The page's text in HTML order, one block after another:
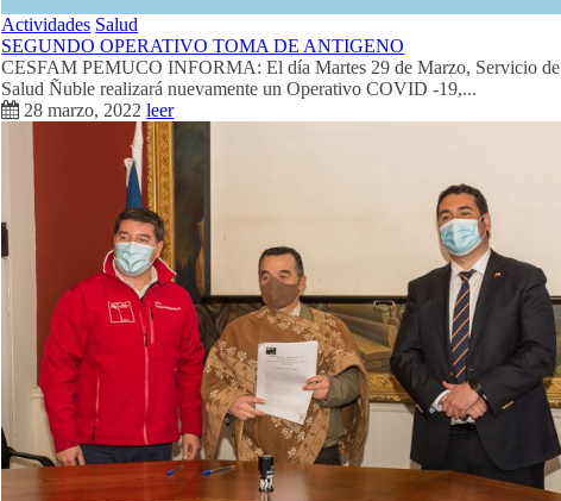
Actividades Salud
SEGUNDO OPERATIVO TOMA DE ANTIGENO
CESFAM PEMUCO INFORMA: El día Martes 29 de Marzo, Servicio de
Salud Ñuble realizará nuevamente un Operativo COVID -19,...
28 marzo, 2022 leer